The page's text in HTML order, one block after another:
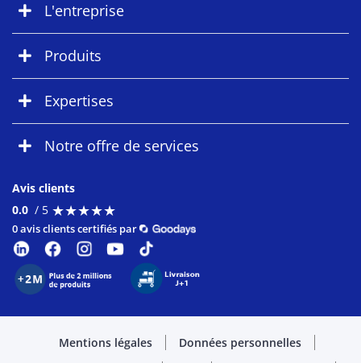
L'entreprise
Produits
Expertises
Notre offre de services
Avis clients
0.0 / 5 ★★★★★
★★★★★
0 avis clients certifiés par
Mentions légales
Données personnelles